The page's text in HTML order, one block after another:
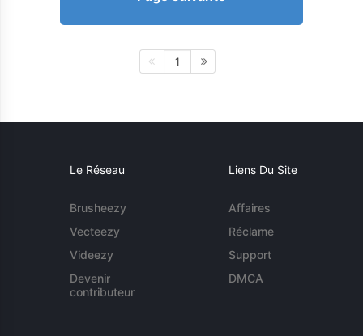
1
Le Réseau
Brusheezy
Vecteezy
Videezy
Devenir
contributeur
Liens Du Site
Affaires
Réclame
Support
DMCA